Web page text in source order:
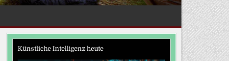
Künstliche Intelligenz heute